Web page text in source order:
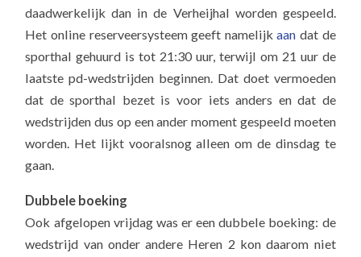
daadwerkelijk dan in de Verheijhal worden gespeeld.
Het online reserveersysteem geeft namelijkaan dat de
sporthal gehuurd is tot 21:30 uur, terwijl om 21 uur de
laatste pd-wedstrijden beginnen. Dat doet vermoeden
dat de sporthal bezet is voor iets anders en dat de
wedstrijden dus op een ander moment gespeeld moeten
worden. Het lijkt vooralsnog alleen om de dinsdag te
gaan.
Dubbele boeking
Ook afgelopen vrijdag was er een dubbele boeking: de
wedstrijd van onder andere Heren 2 kon daarom niet